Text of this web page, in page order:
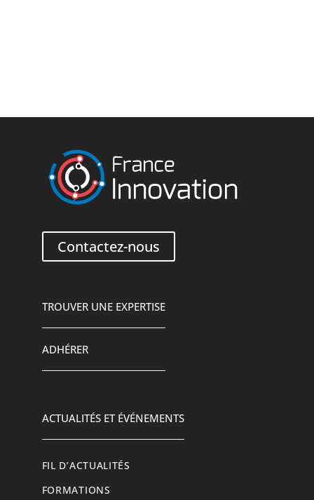
Contactez-nous
TROUVER UNE EXPERTISE
ADHÉRER
ACTUALITÉS ET ÉVÉNEMENTS
FIL D’ACTUALITÉS
FORMATIONS